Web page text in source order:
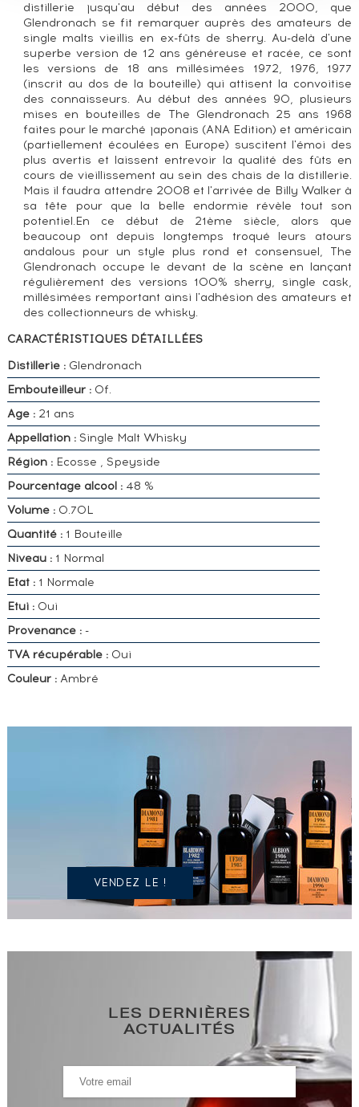
distillerie jusqu'au début des années 2000, que
Glendronach se fit remarquer auprès des amateurs de
single malts vieillis en ex-fûts de sherry. Au-delà d'une
superbe version de 12 ans généreuse et racée, ce sont
les versions de 18 ans millésimées 1972, 1976, 1977
(inscrit au dos de la bouteille) qui attisent la convoitise
des connaisseurs. Au début des années 90, plusieurs
mises en bouteilles de The Glendronach 25 ans 1968
faites pour le marché japonais (ANA Edition) et américain
(partiellement écoulées en Europe) suscitent l'émoi des
plus avertis et laissent entrevoir la qualité des fûts en
cours de vieillissement au sein des chais de la distillerie.
Mais il faudra attendre 2008 et l'arrivée de Billy Walker à
sa tête pour que la belle endormie révèle tout son
potentiel.En ce début de 21ème siècle, alors que
beaucoup ont depuis longtemps troqué leurs atours
andalous pour un style plus rond et consensuel, The
Glendronach occupe le devant de la scène en lançant
régulièrement des versions 100% sherry, single cask,
millésimées remportant ainsi l'adhésion des amateurs et
des collectionneurs de whisky.
CARACTÉRISTIQUES DÉTAILLÉES
Distillerie :Glendronach
Embouteilleur :Of.
Age :21 ans
Appellation :Single Malt Whisky
Région : Ecosse , Speyside
Pourcentage alcool :48 %
Volume : 0.70L
Quantité :1 Bouteille
Niveau :1 Normal
Etat :1 Normale
Etui :Oui
Provenance :-
TVA récupérable :Oui
Couleur :Ambré
POSSÉDEZ
SPIRITUEUX
IDENTIQUE
VENDEZ LE !
LES DERNIÈRES
ACTUALITÉS